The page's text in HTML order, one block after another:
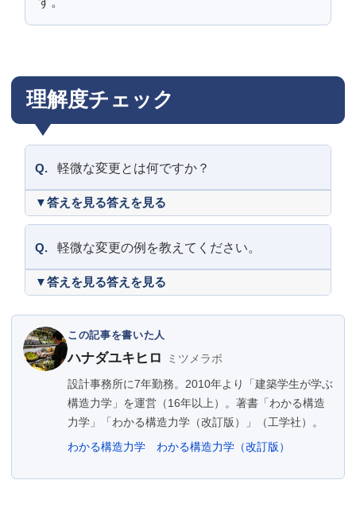
理解度チェック
Q. 軽微な変更とは何ですか？
答えを見る
Q. 軽微な変更の例を教えてください。
答えを見る
この記事を書いた人
ハナダユキヒロ
ミツメラボ
設計事務所に7年勤務。2010年より「建築学生が学ぶ
構造力学」を運営（16年以上）。著書「わかる構造
力学」「わかる構造力学（改訂版）」（工学社）。
わかる構造力学
わかる構造力学（改訂版）